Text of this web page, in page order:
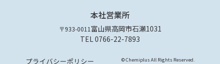
本社営業所
〒933-0011 富山県高岡市石瀬1031
TEL 0766-22-7893
プライバシーポリシー © Chemiplus All Rights Reserved.